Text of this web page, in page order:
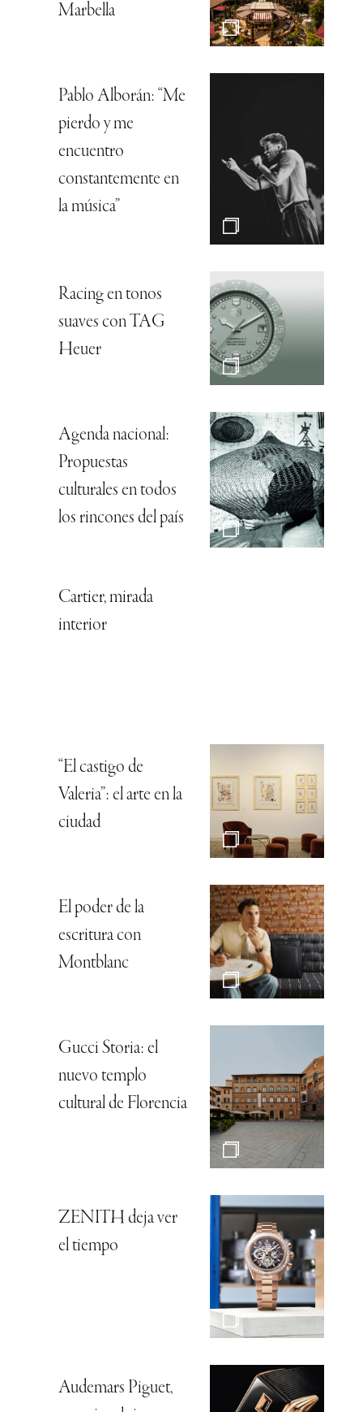
Marbella
Pablo Alborán: “Me
pierdo y me
encuentro
constantemente en
la música”
Racing en tonos
suaves con TAG
Heuer
Agenda nacional:
Propuestas
culturales en todos
los rincones del país
Cartier, mirada
interior
“El castigo de
Valeria”: el arte en la
ciudad
El poder de la
escritura con
Montblanc
Gucci Storia: el
nuevo templo
cultural de Florencia
ZENITH deja ver
el tiempo
Audemars Piguet,